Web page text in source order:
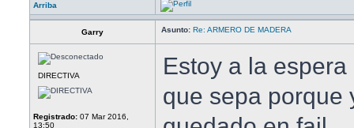
Arriba
Garry Asunto: Re: ARMERO DE MADERA
DIRECTIVA
Registrado: 07 Mar 2016,
13:50
Estoy a la
que sepa porque